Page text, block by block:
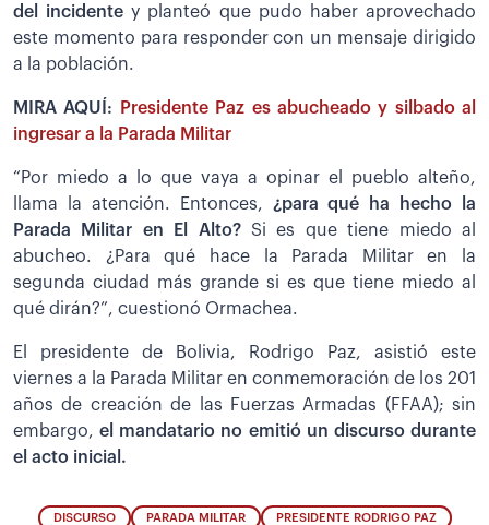
del incidentey planteó que pudo haber aprovechado
este momento para responder con un mensaje dirigido
a la población.
MIRA AQUÍ:
Presidente Paz es abucheado y silbado al
ingresar a la Parada Militar
“Por miedo a lo que vaya a opinar el pueblo alteño,
llama la atención. Entonces, ¿para qué ha hecho la
Parada Militar en El Alto? Si es que tiene miedo al
abucheo. ¿Para qué hace la Parada Militar en la
segunda ciudad más grande si es que tiene miedo al
qué dirán?”, cuestionó Ormachea.
El presidente de Bolivia, Rodrigo Paz, asistió este
viernes a la Parada Militar en conmemoración de los 201
años de creación de las Fuerzas Armadas (FFAA); sin
embargo,el mandatario no emitió un discurso durante
el acto inicial.
DISCURSO PARADA MILITAR PRESIDENTE RODRIGO PAZ